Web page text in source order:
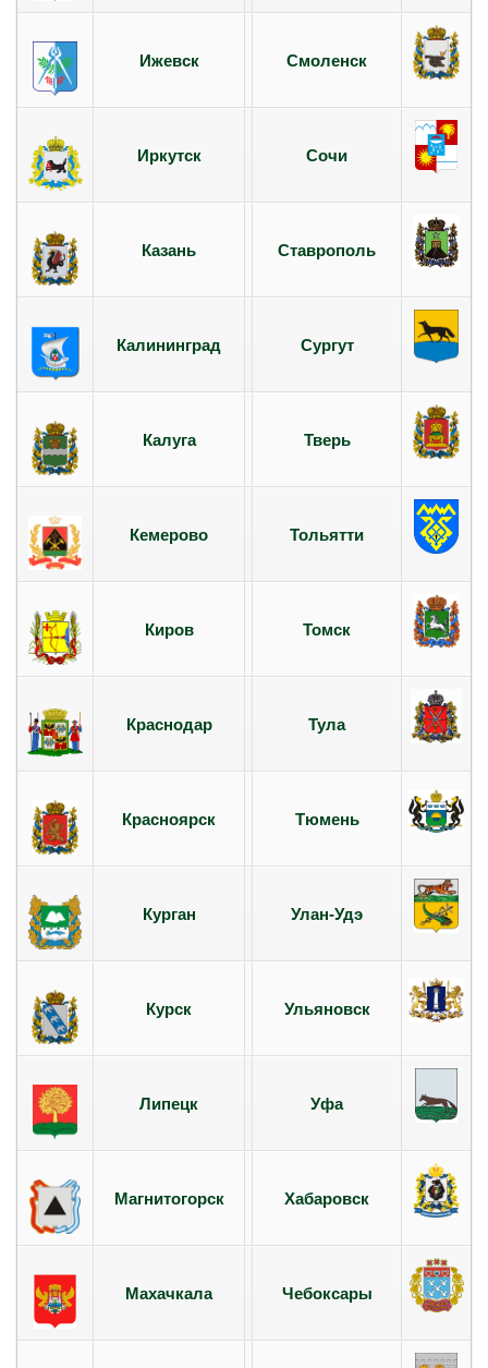
Ижевск Смоленск
Иркутск Сочи
Казань Ставрополь
Калининград Сургут
Калуга Тверь
Кемерово Тольятти
Киров Томск
Краснодар Тула
Красноярск Тюмень
Курган Улан-Удэ
Курск Ульяновск
Липецк Уфа
Магнитогорск Хабаровск
Махачкала Чебоксары